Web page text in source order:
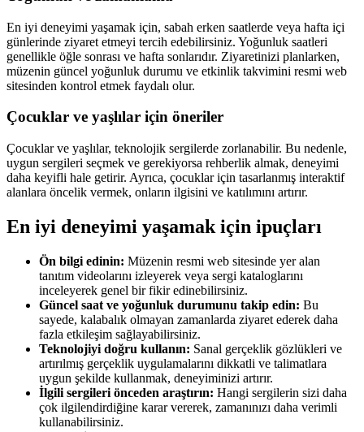
En iyi deneyimi yaşamak için, sabah erken saatlerde veya hafta içi
günlerinde ziyaret etmeyi tercih edebilirsiniz. Yoğunluk saatleri
genellikle öğle sonrası ve hafta sonlarıdır. Ziyaretinizi planlarken,
müzenin güncel yoğunluk durumu ve etkinlik takvimini resmi web
sitesinden kontrol etmek faydalı olur.
Çocuklar ve yaşlılar için öneriler
Çocuklar ve yaşlılar, teknolojik sergilerde zorlanabilir. Bu nedenle,
uygun sergileri seçmek ve gerekiyorsa rehberlik almak, deneyimi
daha keyifli hale getirir. Ayrıca, çocuklar için tasarlanmış interaktif
alanlara öncelik vermek, onların ilgisini ve katılımını artırır.
En iyi deneyimi yaşamak için ipuçları
Ön bilgi edinin: Müzenin resmi web sitesinde yer alan
tanıtım videolarını izleyerek veya sergi kataloglarını
inceleyerek genel bir fikir edinebilirsiniz.
Güncel saat ve yoğunluk durumunu takip edin: Bu
sayede, kalabalık olmayan zamanlarda ziyaret ederek daha
fazla etkileşim sağlayabilirsiniz.
Teknolojiyi doğru kullanın: Sanal gerçeklik gözlükleri ve
artırılmış gerçeklik uygulamalarını dikkatli ve talimatlara
uygun şekilde kullanmak, deneyiminizi artırır.
İlgili sergileri önceden araştırın: Hangi sergilerin sizi daha
çok ilgilendirdiğine karar vererek, zamanınızı daha verimli
kullanabilirsiniz.